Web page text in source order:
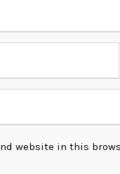
website in this